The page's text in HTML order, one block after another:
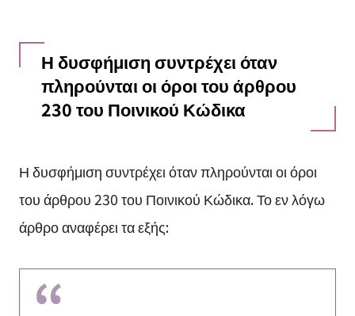
Η δυσφήμιση συντρέχει όταν
πληρούνται οι όροι του άρθρου
230 του Ποινικού Κώδικα
Η δυσφήμιση συντρέχει όταν πληρούνται οι όροι
του άρθρου 230 του Ποινικού Κώδικα. Το εν λόγω
άρθρο αναφέρει τα εξής: